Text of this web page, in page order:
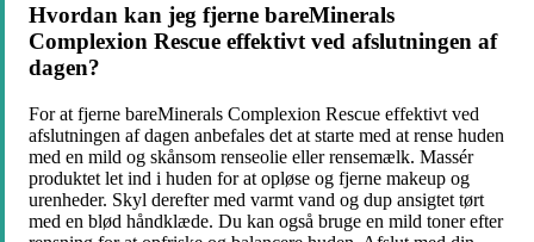
Hvordan kan jeg fjerne bareMinerals
Complexion Rescue effektivt ved afslutningen af ​​
dagen?
For at fjerne bareMinerals Complexion Rescue effektivt ved
afslutningen af ​​dagen anbefales det at starte med at rense huden
med en mild og skånsom renseolie eller rensemælk. Massér
produktet let ind i huden for at opløse og fjerne makeup og
urenheder. Skyl derefter med varmt vand og dup ansigtet tørt
med en blød håndklæde. Du kan også bruge en mild toner efter